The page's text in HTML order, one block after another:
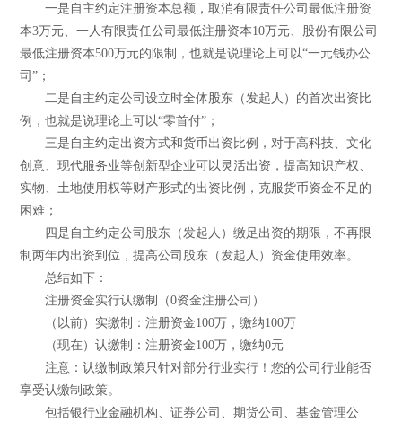
一是自主约定注册资本总额，取消有限责任公司最低注册资
本3万元、一人有限责任公司最低注册资本10万元、股份有限公司
最低注册资本500万元的限制，也就是说理论上可以“一元钱办公
司”；
二是自主约定公司设立时全体股东（发起人）的首次出资比
例，也就是说理论上可以“零首付”；
三是自主约定出资方式和货币出资比例，对于高科技、文化
创意、现代服务业等创新型企业可以灵活出资，提高知识产权、
实物、土地使用权等财产形式的出资比例，克服货币资金不足的
困难；
四是自主约定公司股东（发起人）缴足出资的期限，不再限
制两年内出资到位，提高公司股东（发起人）资金使用效率。
总结如下：
注册资金实行认缴制（0资金注册公司）
（以前）实缴制：注册资金100万，缴纳100万
（现在）认缴制：注册资金100万，缴纳0元
注意：认缴制政策只针对部分行业实行！您的公司行业能否
享受认缴制政策。
包括银行业金融机构、证券公司、期货公司、基金管理公